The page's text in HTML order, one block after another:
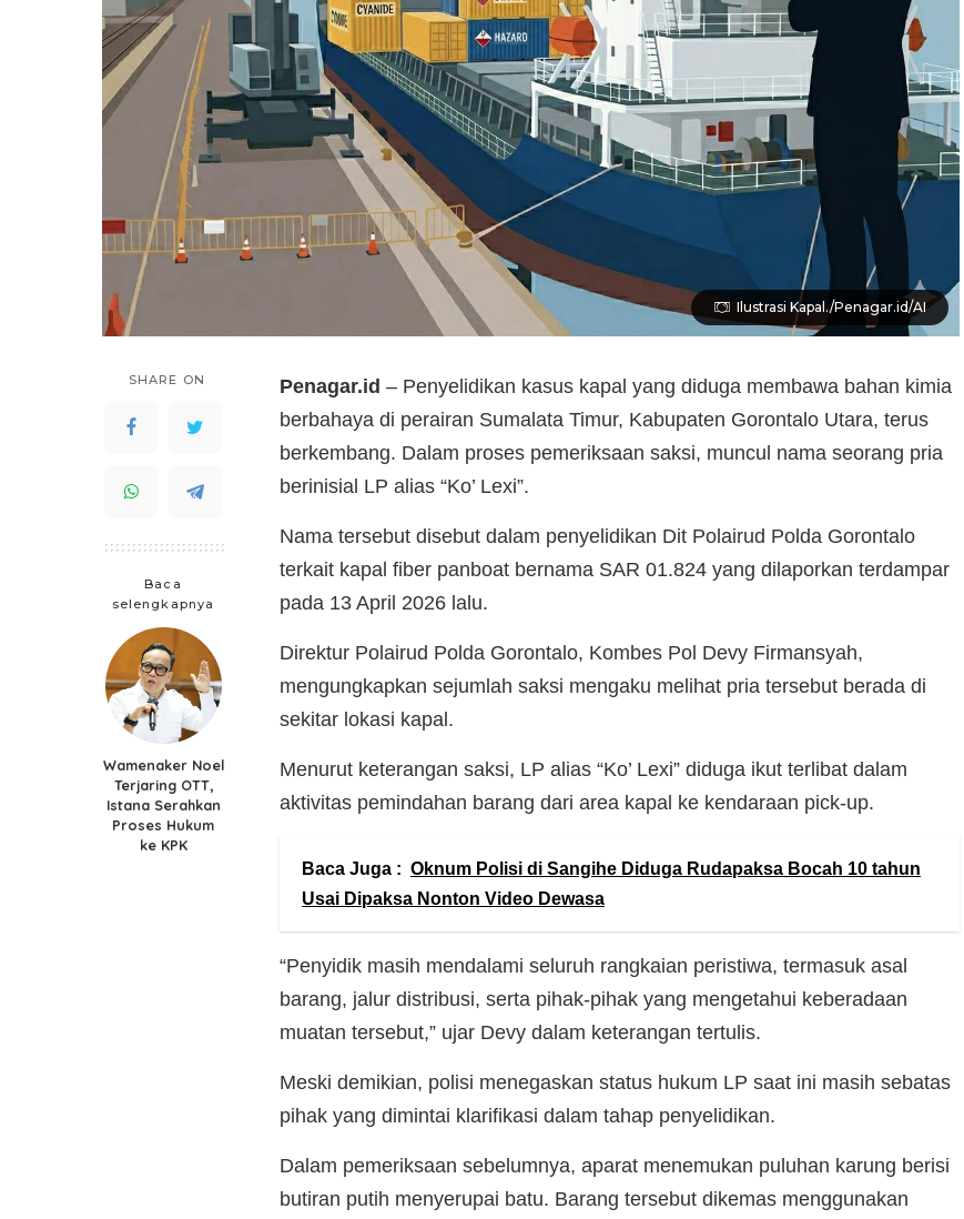
Ilustrasi Kapal./Penagar.id/AI
SHARE ON
Baca
selengkapnya
Wamenaker Noel
Terjaring OTT,
Istana Serahkan
Proses Hukum
ke KPK
Penagar.id – Penyelidikan kasus kapal yang diduga membawa bahan kimia
berbahaya di perairan Sumalata Timur, Kabupaten Gorontalo Utara, terus
berkembang. Dalam proses pemeriksaan saksi, muncul nama seorang pria
berinisial LP alias “Ko’ Lexi”.
Nama tersebut disebut dalam penyelidikan Dit Polairud Polda Gorontalo
terkait kapal fiber panboat bernama SAR 01.824 yang dilaporkan terdampar
pada 13 April 2026 lalu.
Direktur Polairud Polda Gorontalo, Kombes Pol Devy Firmansyah,
mengungkapkan sejumlah saksi mengaku melihat pria tersebut berada di
sekitar lokasi kapal.
Menurut keterangan saksi, LP alias “Ko’ Lexi” diduga ikut terlibat dalam
aktivitas pemindahan barang dari area kapal ke kendaraan pick-up.
Baca Juga : Oknum Polisi di Sangihe Diduga Rudapaksa Bocah 10 tahun
Usai Dipaksa Nonton Video Dewasa
“Penyidik masih mendalami seluruh rangkaian peristiwa, termasuk asal
barang, jalur distribusi, serta pihak-pihak yang mengetahui keberadaan
muatan tersebut,” ujar Devy dalam keterangan tertulis.
Meski demikian, polisi menegaskan status hukum LP saat ini masih sebatas
pihak yang dimintai klarifikasi dalam tahap penyelidikan.
Dalam pemeriksaan sebelumnya, aparat menemukan puluhan karung berisi
butiran putih menyerupai batu. Barang tersebut dikemas menggunakan